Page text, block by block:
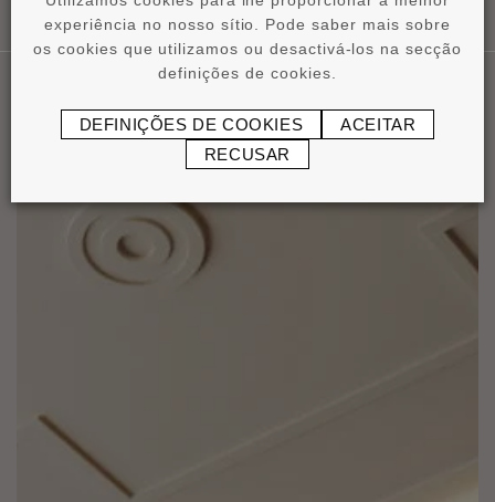
Nossas Aplicaçôes
experiência no nosso sítio. Pode saber mais sobre
os cookies que utilizamos ou desactivá-los na secção
definições de cookies.
DEFINIÇÕES DE COOKIES
ACEITAR
RECUSAR